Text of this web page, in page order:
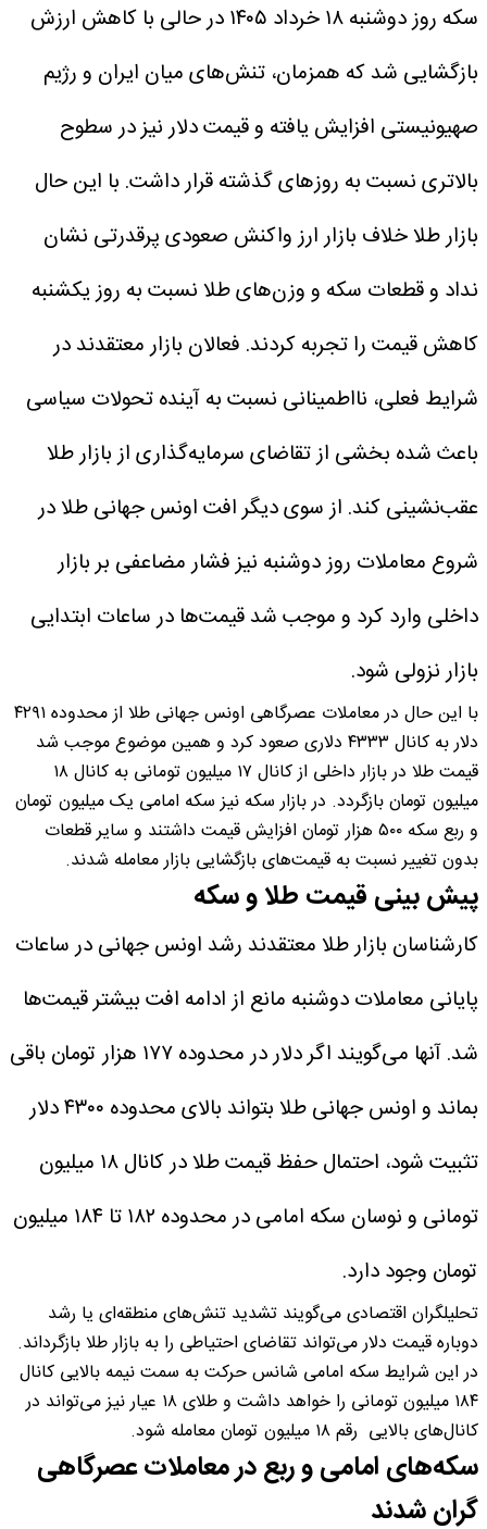
سکه روز دوشنبه ۱۸ خرداد ۱۴۰۵ در حالی با کاهش ارزش
بازگشایی شد که همزمان، تنش‌های میان ایران و رژیم
صهیونیستی افزایش یافته و قیمت دلار نیز در سطوح
بالاتری نسبت به روزهای گذشته قرار داشت. با این حال
بازار طلا خلاف بازار ارز واکنش صعودی پرقدرتی نشان
نداد و قطعات سکه و وزن‌های طلا نسبت به روز یکشنبه
کاهش قیمت را تجربه کردند. فعالان بازار معتقدند در
شرایط فعلی، نااطمینانی نسبت به آینده تحولات سیاسی
باعث شده بخشی از تقاضای سرمایه‌گذاری از بازار طلا
عقب‌نشینی کند. از سوی دیگر افت اونس جهانی طلا در
شروع معاملات روز دوشنبه نیز فشار مضاعفی بر بازار
داخلی وارد کرد و موجب شد قیمت‌ها در ساعات ابتدایی
بازار نزولی شود.
با این حال در معاملات عصرگاهی اونس جهانی طلا از محدوده ۴۲۹۱
دلار به کانال ۴۳۳۳ دلاری صعود کرد و همین موضوع موجب شد
قیمت طلا در بازار داخلی از کانال ۱۷ میلیون تومانی به کانال ۱۸
میلیون تومان بازگردد. در بازار سکه نیز سکه امامی یک میلیون تومان
و ربع سکه ۵۰۰ هزار تومان افزایش قیمت داشتند و سایر قطعات
بدون تغییر نسبت به قیمت‌های بازگشایی بازار معامله شدند.
پیش‌ بینی قیمت طلا و سکه
کارشناسان بازار طلا معتقدند رشد اونس جهانی در ساعات
پایانی معاملات دوشنبه مانع از ادامه افت بیشتر قیمت‌ها
شد. آنها می‌گویند اگر دلار در محدوده ۱۷۷ هزار تومان باقی
بماند و اونس جهانی طلا بتواند بالای محدوده ۴۳۰۰ دلار
تثبیت شود، احتمال حفظ قیمت طلا در کانال ۱۸ میلیون
تومانی و نوسان سکه امامی در محدوده ۱۸۲ تا ۱۸۴ میلیون
تومان وجود دارد.
تحلیلگران اقتصادی می‌گویند تشدید تنش‌های منطقه‌ای یا رشد
دوباره قیمت دلار می‌تواند تقاضای احتیاطی را به بازار طلا بازگرداند.
در این شرایط سکه امامی شانس حرکت به سمت نیمه بالایی کانال
۱۸۴ میلیون تومانی را خواهد داشت و طلای ۱۸ عیار نیز می‌تواند در
کانال‌های بالایی رقم ۱۸ میلیون تومان معامله شود.
سکه‌های امامی و ربع در معاملات عصرگاهی
گران شدند